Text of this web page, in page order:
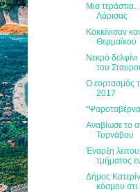
Μια
Λάρισας
Κοκκίνισαν
Θερμαϊκού
Νεκρό
του
Ο εορτασμός
2017
Αναβίωσε το
Τυρνάβου
Έναρξη
τμήματος
Δήμος
κόσμου στι...